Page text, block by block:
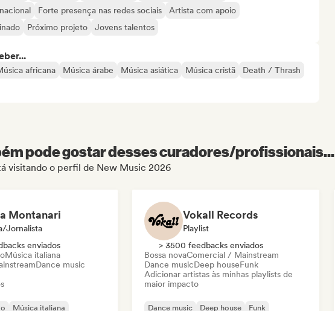
Forte presença nas redes sociais
Artista com apoio
Próximo projeto Jovens talentos
africana Música árabe Música asiática Música cristã
Death / Thrash
pode gostar desses curadores/profissionais...
visitando o perfil de New Music 2026
Montanari
Jornalista
enviados
Música italiana
Dance music
Música italiana
Vokall Records
Playlist
> 3500 feedbacks enviados
Bossa novaComercial / Mainstream
Dance musicDeep houseFunk
Adicionar artistas às minhas playlists de
maior impacto
Dance music Deep house
Funk